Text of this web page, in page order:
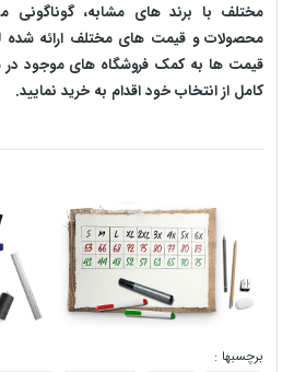
مختلف با برند های مشابه، گوناگونی
محصولات و قیمت های مختلف ارائه شده
قیمت ها به کمک فروشگاه های موجود
کامل از انتخاب خود اقدام به خرید نمایید.
برچسبها :